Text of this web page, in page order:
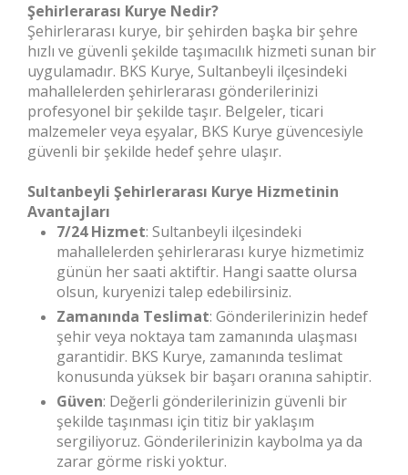
Şehirlerarası Kurye Nedir?
Şehirlerarası kurye, bir şehirden başka bir şehre
hızlı ve güvenli şekilde taşımacılık hizmeti sunan bir
uygulamadır. BKS Kurye, Sultanbeyli ilçesindeki
mahallelerden şehirlerarası gönderilerinizi
profesyonel bir şekilde taşır. Belgeler, ticari
malzemeler veya eşyalar, BKS Kurye güvencesiyle
güvenli bir şekilde hedef şehre ulaşır.
Sultanbeyli Şehirlerarası Kurye Hizmetinin
Avantajları
7/24 Hizmet: Sultanbeyli ilçesindeki
mahallelerden şehirlerarası kurye hizmetimiz
günün her saati aktiftir. Hangi saatte olursa
olsun, kuryenizi talep edebilirsiniz.
Zamanında Teslimat: Gönderilerinizin hedef
şehir veya noktaya tam zamanında ulaşması
garantidir. BKS Kurye, zamanında teslimat
konusunda yüksek bir başarı oranına sahiptir.
Güven: Değerli gönderilerinizin güvenli bir
şekilde taşınması için titiz bir yaklaşım
sergiliyoruz. Gönderilerinizin kaybolma ya da
zarar görme riski yoktur.